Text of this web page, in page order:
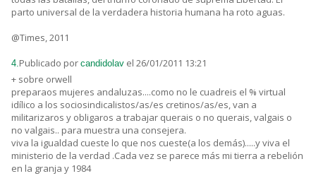
parto universal de la verdadera historia humana ha roto aguas.
@Times, 2011
4.Publicado por candidolav el 26/01/2011 13:21
+ sobre orwell
preparaos mujeres andaluzas....como no le cuadreis el % virtual
idílico a los sociosindicalistos/as/es cretinos/as/es, van a
militarizaros y obligaros a trabajar querais o no querais, valgais o
no valgais.. para muestra una consejera.
viva la igualdad cueste lo que nos cueste(a los demás).....y viva el
ministerio de la verdad .Cada vez se parece más mi tierra a rebelión
en la granja y 1984